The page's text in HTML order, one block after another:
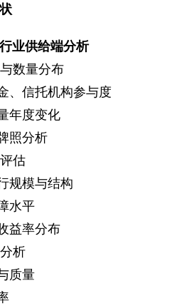
业供给端分析
数量分布
、信托机构参与度
年度变化
照分析
估
规模与结构
水平
益率分布
析
质量